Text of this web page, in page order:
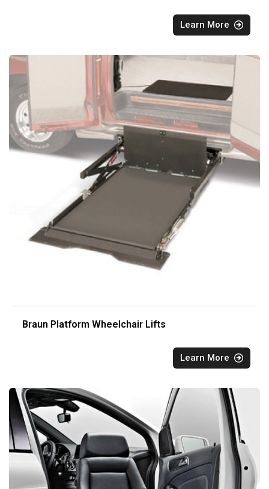
Learn More
Braun Platform Wheelchair Lifts
Learn More